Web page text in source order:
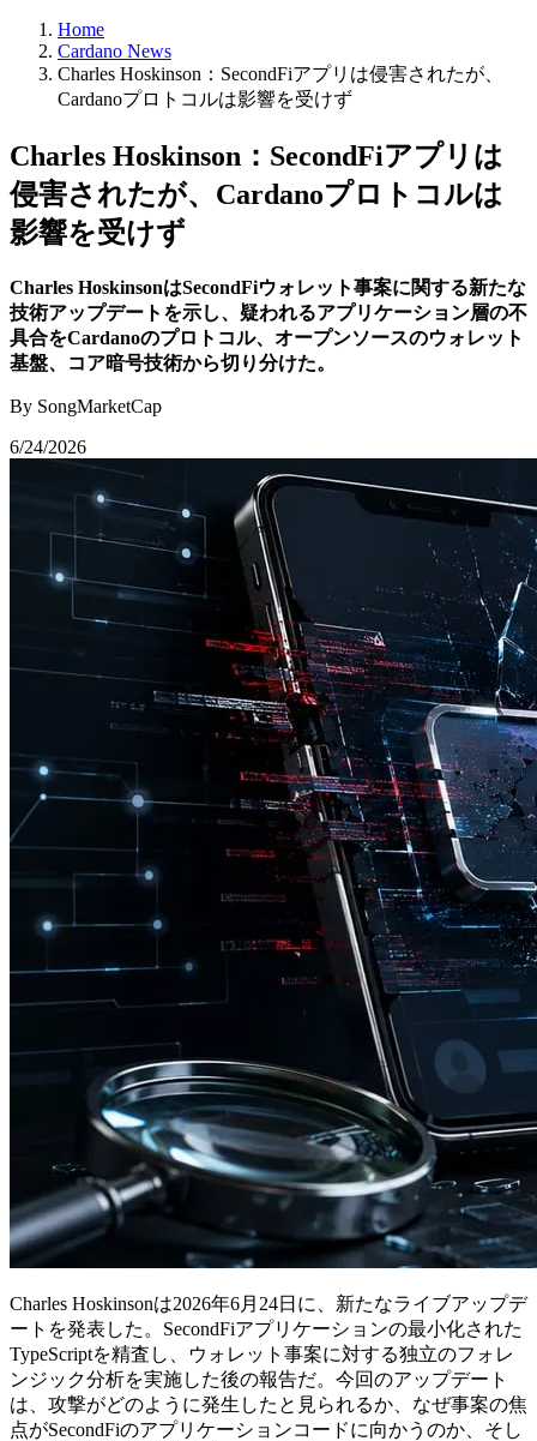
Home
Cardano News
Charles Hoskinson：SecondFiアプリは侵害されたが、
Cardanoプロトコルは影響を受けず
Charles Hoskinson：SecondFiアプリは
侵害されたが、Cardanoプロトコルは
影響を受けず
Charles HoskinsonはSecondFiウォレット事案に関する新たな
技術アップデートを示し、疑われるアプリケーション層の不
具合をCardanoのプロトコル、オープンソースのウォレット
基盤、コア暗号技術から切り分けた。
By SongMarketCap
6/24/2026
Charles Hoskinsonは2026年6月24日に、新たなライブアップデ
ートを発表した。SecondFiアプリケーションの最小化された
TypeScriptを精査し、ウォレット事案に対する独立のフォレ
ンジック分析を実施した後の報告だ。今回のアップデート
は、攻撃がどのように発生したと見られるか、なぜ事案の焦
点がSecondFiのアプリケーションコードに向かうのか、そし